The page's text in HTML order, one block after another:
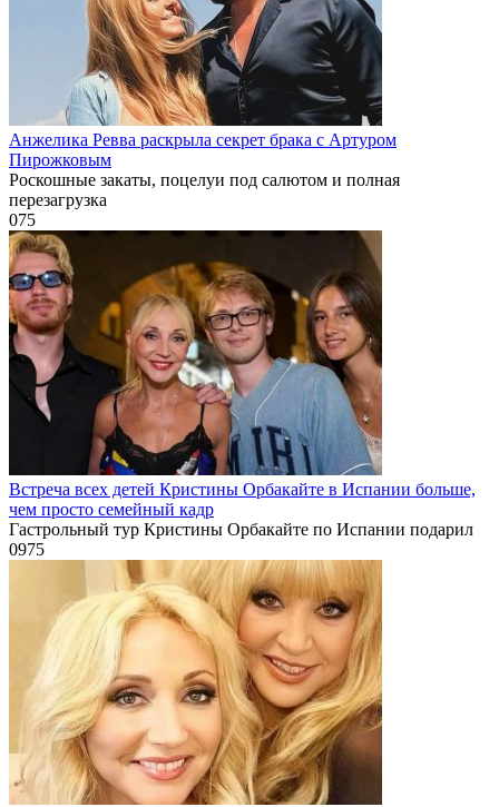
Анжелика Ревва раскрыла секрет брака с Артуром
Пирожковым
Роскошные закаты, поцелуи под салютом и полная
перезагрузка
075
Встреча всех детей Кристины Орбакайте в Испании больше,
чем просто семейный кадр
Гастрольный тур Кристины Орбакайте по Испании подарил
0975